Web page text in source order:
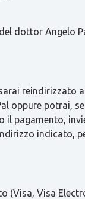
dottor Angelo
reindirizzato
oppure potrai,
il pagamento,
indicato,
Visa